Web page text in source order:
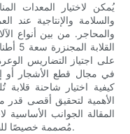
يُمكن لاختيار المعدات
والسلامة والإنتاجية عند
والمحاجر. من بين أنواع
على اجتياز التضاريس
في مجال قطع الأشجار أو
كيفية اختيار شاحنة قلابة
الأهمية لتحقيق أقصى قدر
مُصممة خصيصًا للظروف الصعبة في بيئات الغابات والمحاجر.